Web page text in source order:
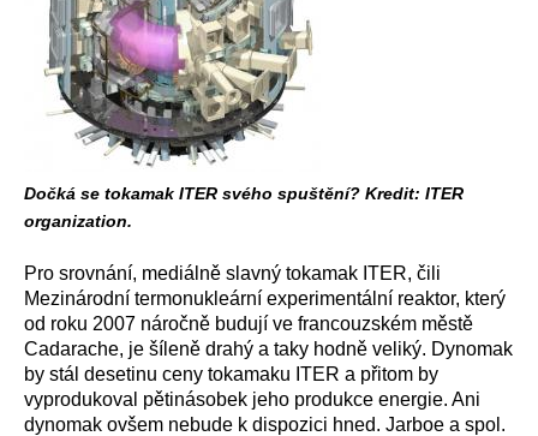
Dočká se tokamak ITER svého spuštění? Kredit: ITER
organization.
Pro srovnání, mediálně slavný tokamak ITER, čili
Mezinárodní termonukleární experimentální reaktor, který
od roku 2007 náročně budují ve francouzském městě
Cadarache, je šíleně drahý a taky hodně veliký. Dynomak
by stál desetinu ceny tokamaku ITER a přitom by
vyprodukoval pětinásobek jeho produkce energie. Ani
dynomak ovšem nebude k dispozici hned. Jarboe a spol.